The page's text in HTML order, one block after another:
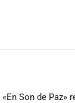
«En Son de Paz»